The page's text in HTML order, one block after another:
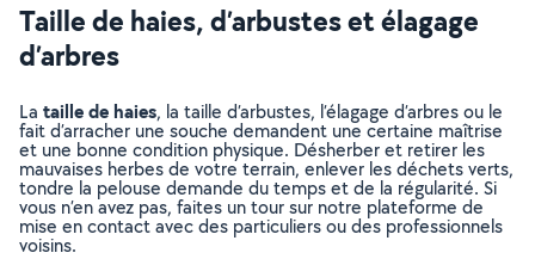
Taille de haies, d’arbustes et élagage
d’arbres
La taille de haies, la taille d’arbustes, l’élagage d’arbres ou le
fait d’arracher une souche demandent une certaine maîtrise
et une bonne condition physique. Désherber et retirer les
mauvaises herbes de votre terrain, enlever les déchets verts,
tondre la pelouse demande du temps et de la régularité. Si
vous n’en avez pas, faites un tour sur notre plateforme de
mise en contact avec des particuliers ou des professionnels
voisins.